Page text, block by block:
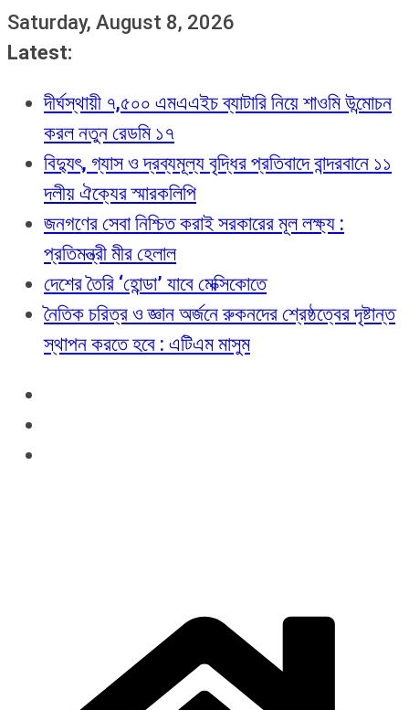
Skip
to
Saturday, August 8, 2026
Latest:
দীর্ঘস্থায়ী ৭,৫০০ এমএএইচ ব্যাটারি নিয়ে শাওমি উন্মোচন
করল নতুন রেডমি ১৭
বিদ্যুৎ, গ্যাস ও দ্রব্যমূল্য বৃদ্ধির প্রতিবাদে বান্দরবানে ১১
দলীয় ঐক্যের স্মারকলিপি
জনগণের সেবা নিশ্চিত করাই সরকারের মূল লক্ষ্য :
প্রতিমন্ত্রী মীর হেলাল
দেশের তৈরি ‘হোন্ডা’ যাবে মেক্সিকোতে
নৈতিক চরিত্র ও জ্ঞান অর্জনে রুকনদের শ্রেষ্ঠত্বের দৃষ্টান্ত
স্থাপন করতে হবে : এটিএম মাসুম